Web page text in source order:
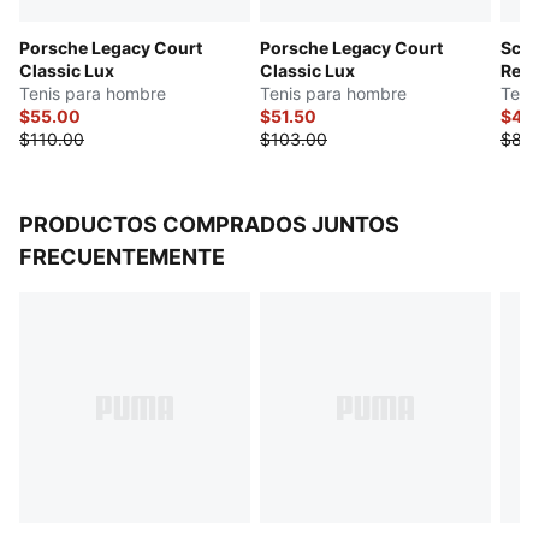
Marca Porsche Legacy
Parte superior: Sintéticos; Forro: Textil; Plantilla: Textil;
Suela: Caucho
Porsche Legacy Court
Classic Lux
Tenis para hombre
$55.00
$110.00
Porsche Legacy Court
Classic Lux
Tenis para hombre
$51.50
$103.00
PRODUCTOS COMPRADOS JUNTOS
FRECUENTEMENTE